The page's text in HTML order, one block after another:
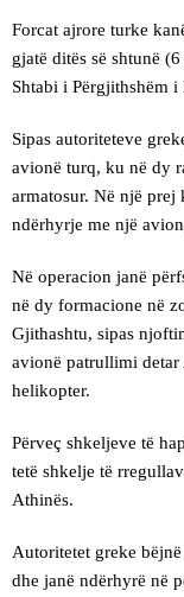
Forcat ajrore turke
gjatë ditës së shtunë
Shtabi i Përgjithshëm
Sipas autoriteteve
avionë turq, ku në dy
armatosur. Në një prej
ndërhyrje me një
Në operacion janë
në dy formacione në
Gjithashtu, sipas
avionë patrullimi
helikopter.
Përveç shkeljeve të
tetë shkelje të
Athinës.
Autoritetet greke
dhe janë ndërhyrë në